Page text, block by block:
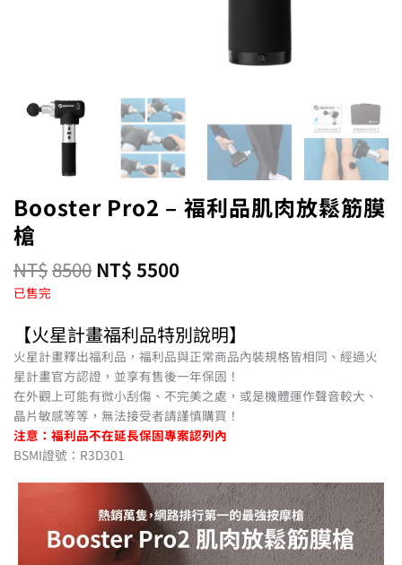
Booster Pro2 – 福利品肌肉放鬆筋膜
槍
NT$8500 NT$ 5500
已售完
【火星計畫福利品特別說明】
火星計畫釋出福利品，福利品與正常商品內裝規格皆相同、經過火
星計畫官方認證，並享有售後一年保固！
在外觀上可能有微小刮傷、不完美之處，或是機體運作聲音較大、
晶片敏感等等，無法接受者請謹慎購買！
注意：福利品不在延長保固專案認列內
BSMI證號：R3D301